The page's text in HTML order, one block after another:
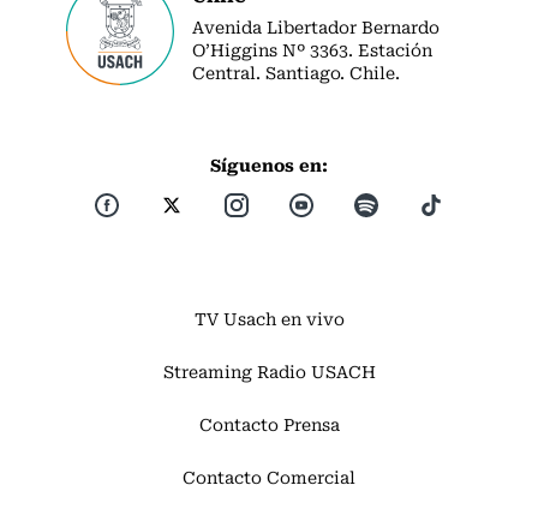
Avenida Libertador Bernardo
O’Higgins Nº 3363. Estación
Central. Santiago. Chile.
Síguenos en:
TV Usach en vivo
Streaming Radio USACH
Contacto Prensa
Contacto Comercial